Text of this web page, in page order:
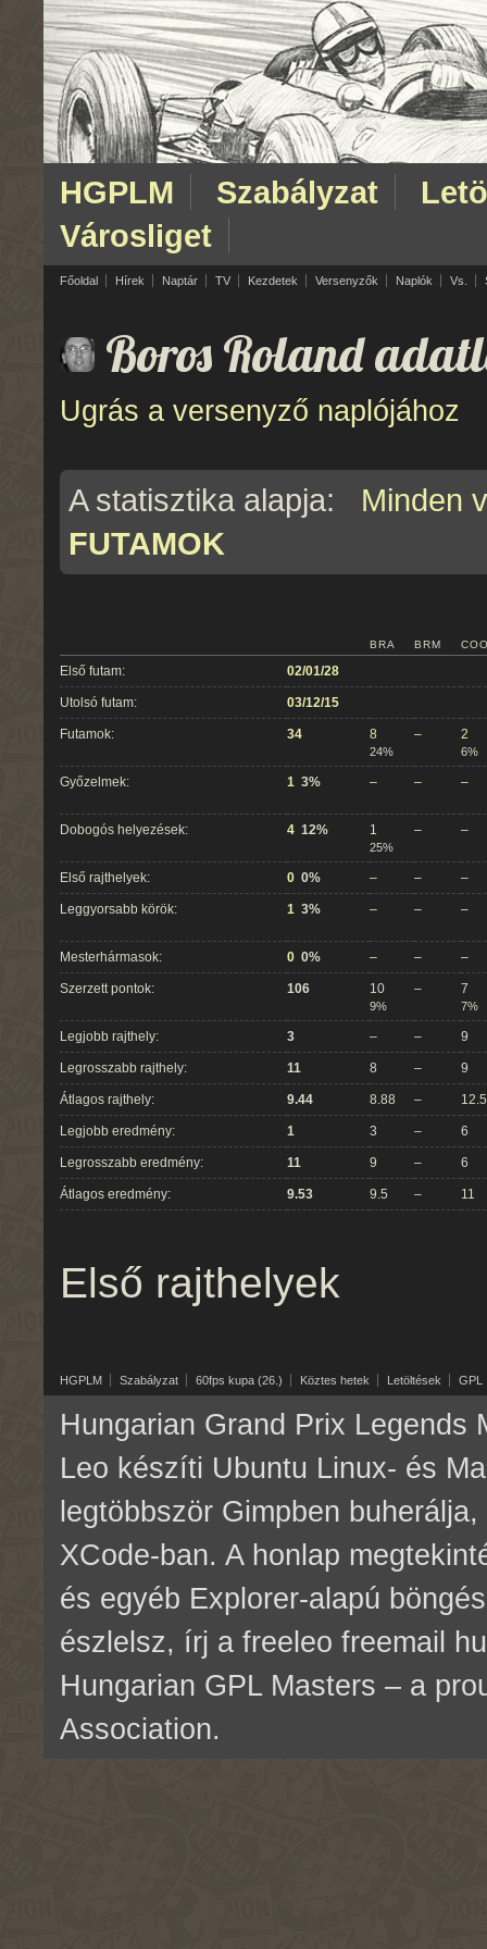
HGPLM Szabályzat
Városliget
Főoldal Hírek Naptár TV Kezdetek Versenyzők Naplók Vs.
Boros Roland
Ugrás a versenyző naplójához
A statisztika alapja: Minden
FUTAMOK
BRA BRM
Első futam: 02/01/28
Utolsó futam: 03/12/15
Futamok: 34 8
24%
– 2
6%
Győzelmek: 1 3% – – –
Dobogós helyezések: 4 12% 1
25%
– –
Első rajthelyek: 0 0% – – –
Leggyorsabb körök: 1 3% – – –
Mesterhármasok: 0 0% – – –
Szerzett pontok: 106 10
9%
– 7
7%
Legjobb rajthely: 3 – – 9
Legrosszabb rajthely: 11 8 – 9
Átlagos rajthely: 9.44 8.88 – 12.5
Legjobb eredmény: 1 3 – 6
Legrosszabb eredmény: 11 9 – 6
Átlagos eredmény: 9.53 9.5 – 11
Első rajthelyek
HGPLM Szabályzat 60fps kupa (26.) Köztes hetek Letöltések GPL
Hungarian Grand Prix Legends
Leo készíti Ubuntu Linux- és
legtöbbször Gimpben
XCode-ban. A honlap
és egyéb Explorer-alapú
észlelsz, írj a freeleo freemail
Hungarian GPL Masters – a
Association.